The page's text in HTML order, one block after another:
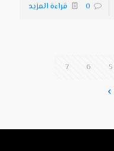
0 قراءة المزيد
5
6
7